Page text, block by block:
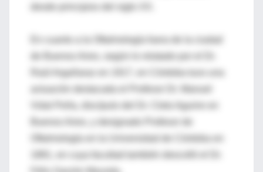
desde principios del siglo XX.
En cuanto a la Oftalmología fuera de la ciudad
de Buenos Aires, según lo relatado por el Dr.
Raúl Argañaraz en 1917, en Córdoba tuvo una
Vidal Peña, discípulo del Dr. Cleto Aguirre en
Buenos Aires, y designado Profesor de
Oftalmología en la Universidad de Córdoba en